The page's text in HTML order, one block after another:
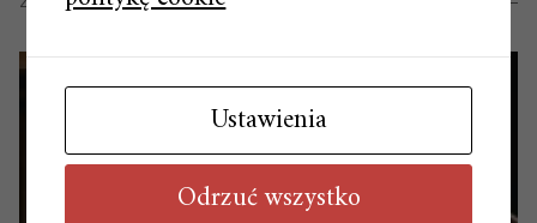
Ustawienia
Odrzuć wszystko